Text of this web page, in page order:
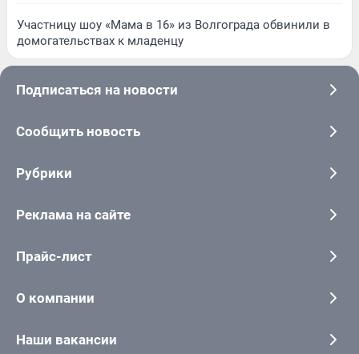
Участницу шоу «Мама в 16» из Волгограда обвинили в
домогательствах к младенцу
Подписаться на новости
Сообщить новость
Рубрики
Реклама на сайте
Прайс-лист
О компании
Наши вакансии